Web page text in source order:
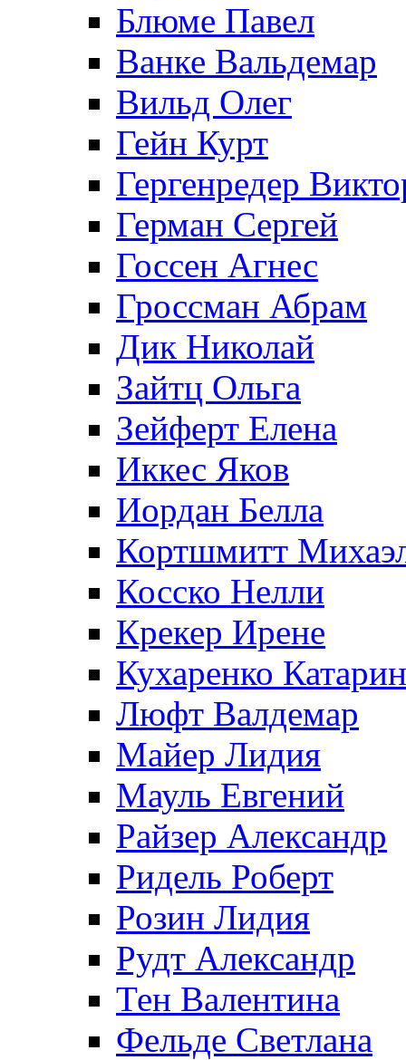
Блюме Павел
Ванке Вальдемар
Вильд Олег
Гейн Курт
Гергенредер
Герман Сергей
Госсен Агнес
Гроссман Абрам
Дик Николай
Зайтц Ольга
Зейферт Елена
Иккес Яков
Иордан Белла
Кортшмитт
Косско Нелли
Крекер Ирене
Кухаренко
Люфт Валдемaр
Майер Лидия
Мауль Евгений
Райзер Александр
Ридель Роберт
Розин Лидия
Рудт Александр
Тен Валентина
Фельде Светлана